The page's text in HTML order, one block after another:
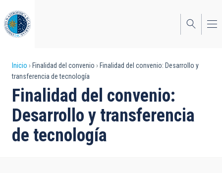
al
contenido
principal
Sobrescribir
enlaces
de
ayuda
a
Inicio Finalidad del convenio
Finalidad del convenio: Desarrollo y
transferencia de tecnología
Finalidad del convenio:
Desarrollo y transferencia
de tecnología